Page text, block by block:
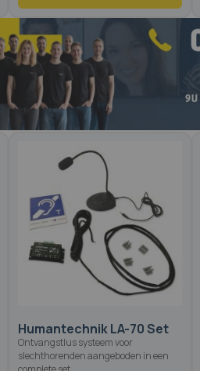
Op voorraad
Humantechnik LA-70 Set
Ontvangstlus systeem voor
slechthorenden aangeboden in een